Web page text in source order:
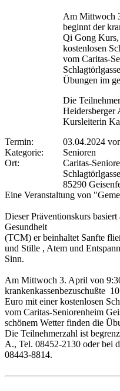
Am Mittwoch
beginnt der
Qi Gong
kostenlosen
vom Caritas-
Übungen im
Die
Heidersberger
Kursleiterin
Termin:
03.04.2024
Kategorie:
Senioren
Ort:
Caritas-
85290
Eine Veranstaltung von
Dieser Präventionskurs
Gesundheit
(TCM) er beinhaltet Sanfte
und Stille , Atem und
Sinn.
Am Mittwoch 3. April von
krankenkassenbezuschußte
Euro mit einer kostenlosen
vom Caritas-Seniorenheim
schönem Wetter finden die
Die Teilnehmerzahl ist
A., Tel. 08452-2130 oder bei
08443-8814.